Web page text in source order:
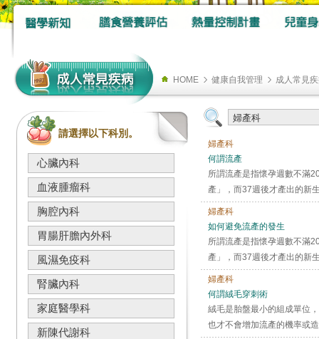
HOME 健康自我管理 成人常見
請選擇以下科別。
心臟內科
血液腫瘤科
胸腔內科
胃腸肝膽內外科
風濕免疫科
腎臟內科
家庭醫學科
新陳代謝科
婦產科
何謂流產
所謂流產是指懷孕週數不滿
產」，而37週後才產出的新
婦產科
如何避免流產的發生
所謂流產是指懷孕週數不滿
產」，而37週後才產出的新
婦產科
何謂絨毛穿刺術
絨毛是胎盤最小的組成單位
也才不會增加流產的機率或